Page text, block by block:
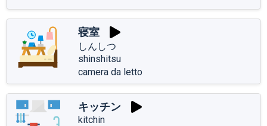
寝室
しんしつ
shinshitsu
camera da letto
キッチン
kitchin